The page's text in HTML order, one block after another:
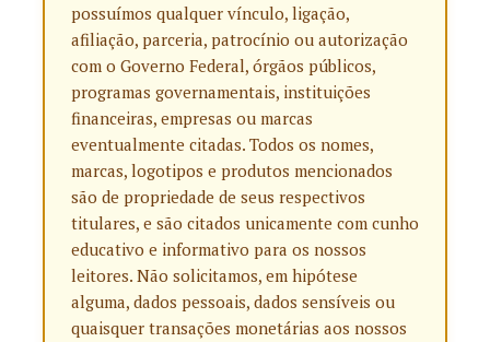
possuímos qualquer vínculo, ligação,
afiliação, parceria, patrocínio ou autorização
com o Governo Federal, órgãos públicos,
programas governamentais, instituições
financeiras, empresas ou marcas
eventualmente citadas. Todos os nomes,
marcas, logotipos e produtos mencionados
são de propriedade de seus respectivos
titulares, e são citados unicamente com cunho
educativo e informativo para os nossos
leitores. Não solicitamos, em hipótese
alguma, dados pessoais, dados sensíveis ou
quaisquer transações monetárias aos nossos